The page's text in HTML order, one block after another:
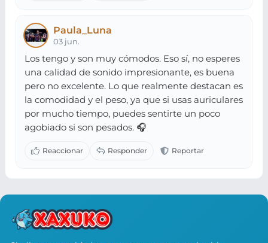
Paula_Luna
03 jun.
Los tengo y son muy cómodos. Eso sí, no esperes
una calidad de sonido impresionante, es buena
pero no excelente. Lo que realmente destacan es
la comodidad y el peso, ya que si usas auriculares
por mucho tiempo, puedes sentirte un poco
agobiado si son pesados. 🎧